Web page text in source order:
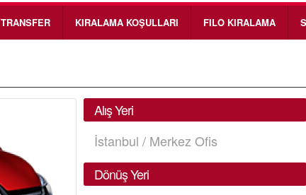
TRANSFER KIRALAMA KOŞULLARI FILO KIRALAMA
Alış Yeri
İstanbul / Merkez Ofis
Dönüş Yeri